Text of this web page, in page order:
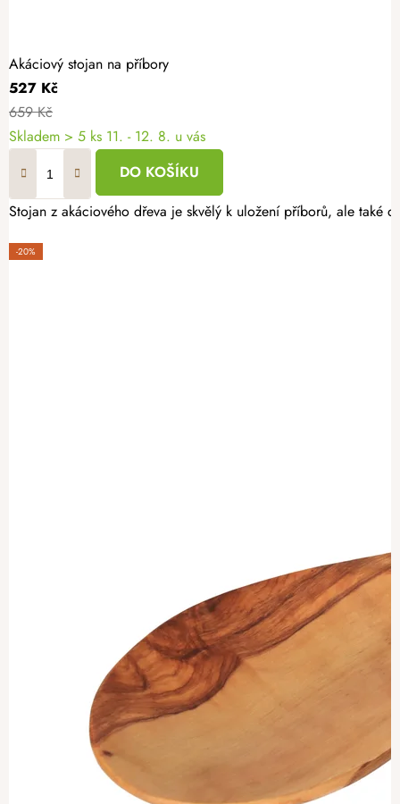
Akáciový stojan na příbory
527 Kč
659 Kč
Skladem > 5 ks 11. - 12. 8. u vás
DO KOŠÍKU
Stojan z akáciového dřeva je skvělý k uložení příborů, ale také
-20%